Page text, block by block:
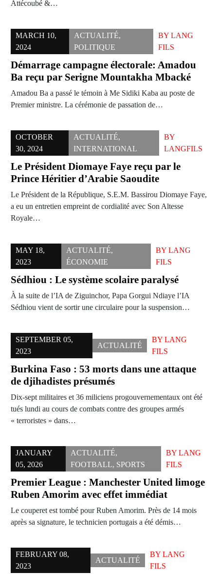
Attécoubé &…
MARCH 10,
2024
ACTUALITÉ,
POLITIQUE
BYLANG
FILS
Démarrage campagne électorale: Amadou
Ba reçu par Serigne Mountakha Mbacké
Amadou Ba a passé le témoin à Me Sidiki Kaba au poste de
Premier ministre. La cérémonie de passation de…
OCTOBER
30, 2024
ACTUALITÉ,
INTERNATIONAL
BY
LANGFILS
Le Président Diomaye Faye reçu par le
Prince Héritier d’Arabie Saoudite
Le Président de la République, S.E.M. Bassirou Diomaye Faye,
a eu un entretien empreint de cordialité avec Son Altesse
Royale…
MAY 18,
2023
ACTUALITÉ,
ÉCONOMIE
BYLANG
FILS
Sédhiou : Le système scolaire paralysé
À la suite de l’IA de Ziguinchor, Papa Gorgui Ndiaye l’IA
Sédhiou vient de sortir une circulaire pour la suspension…
SEPTEMBER 05,
2023
ACTUALITÉ
BY LANG
FILS
Burkina Faso : 53 morts dans une attaque
de djihadistes présumés
Dix-sept militaires et 36 miliciens progouvernementaux ont été
tués lundi au cours de combats contre des groupes armés
« terroristes » dans…
JANUARY
05, 2026
ACTUALITÉ,
FOOTBALL, SPORTS
BY LANG
FILS
Premier League : Manchester United limoge
Ruben Amorim avec effet immédiat
Le couperet est tombé pour Ruben Amorim. Près de 14 mois
après sa signature, le technicien portugais a été démis…
FEBRUARY 08,
2023
ACTUALITÉ
BYLANG
FILS